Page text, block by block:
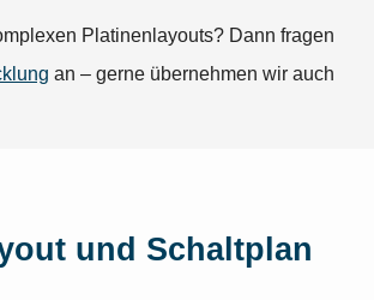
Platinenlayouts? Dann fragen
an – gerne übernehmen wir auch
und Schaltplan